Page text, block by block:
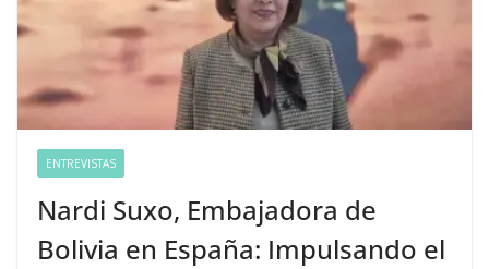
ENTREVISTAS
Nardi Suxo, Embajadora de
Bolivia en España: Impulsando el